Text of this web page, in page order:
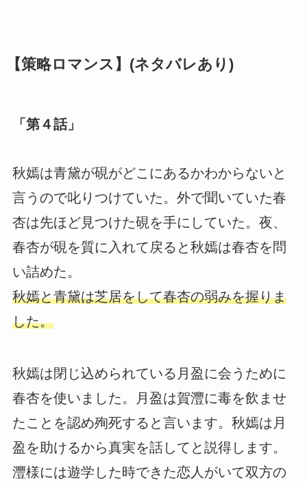
【策略ロマンス】(ネタバレあり)
「第４話」
秋嫣は青黛が硯がどこにあるかわからないと
言うので叱りつけていた。外で聞いていた春
杏は先ほど見つけた硯を手にしていた。夜、
春杏が硯を質に入れて戻ると秋嫣は春杏を問
い詰めた。
秋嫣と青黛は芝居をして春杏の弱みを握りま
した。
秋嫣は閉じ込められている月盈に会うために
春杏を使いました。月盈は賀灃に毒を飲ませ
たことを認め殉死すると言います。秋嫣は月
盈を助けるから真実を話してと説得します。
灃様には遊学した時できた恋人がいて双方の